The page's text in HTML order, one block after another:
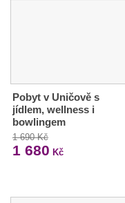
Pobyt v Uničově s
jídlem, wellness i
bowlingem
1 690 Kč
1 680 Kč